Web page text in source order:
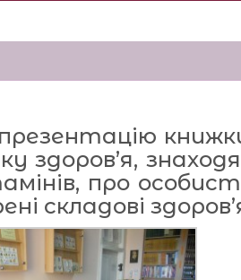
презентацію
про
складові